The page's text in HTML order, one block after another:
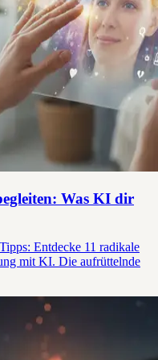
Was KI dir
Entdecke 11 radikale
mit KI. Die aufrüttelnde